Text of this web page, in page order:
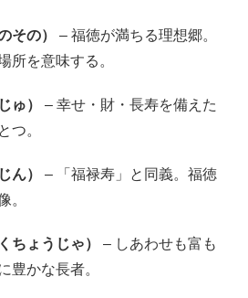
その）
– 福徳が満ちる理想郷。
所を意味する。
ゅ）
– 幸せ・財・長寿を備えた
つ。
ん）
– 「福禄寿」と同義。福徳
。
ちょうじゃ）
– しあわせも富も
豊かな長者。